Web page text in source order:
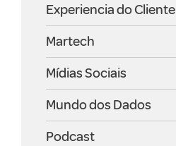
Experiencia do Cliente
Martech
Mídias Sociais
Mundo dos Dados
Podcast